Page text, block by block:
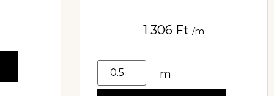
1 306 Ft /m
m